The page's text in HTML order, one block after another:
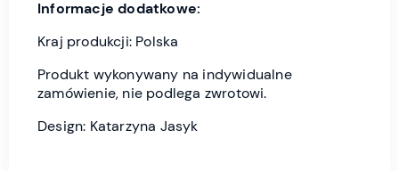
Informacje dodatkowe:
Kraj produkcji: Polska
Produkt wykonywany na indywidualne
zamówienie, nie podlega zwrotowi.
Design: Katarzyna Jasyk